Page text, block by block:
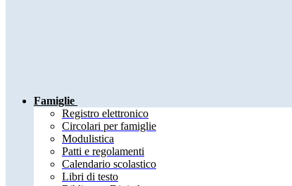
Famiglie
Registro elettronico
Circolari per famiglie
Modulistica
Patti e regolamenti
Calendario scolastico
Libri di testo